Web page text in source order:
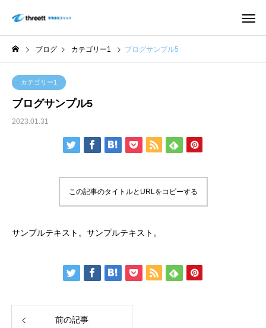
ブログ カテゴリー1 ブログサンプル5
カテゴリー1
ブログサンプル5
2023.01.31
この記事のタイトルとURLをコピーする
サンプルテキスト。サンプルテキスト。
前の記事